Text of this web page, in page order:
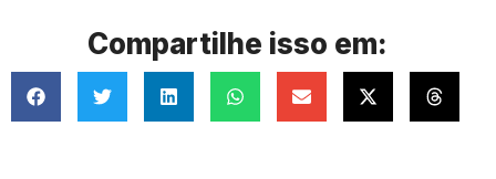
Compartilhe isso em: